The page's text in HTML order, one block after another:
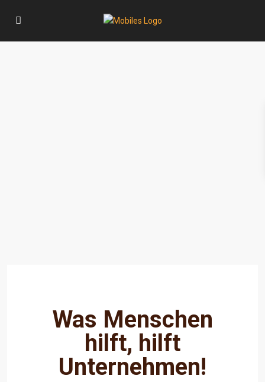
Was Menschen
hilft, hilft
Unternehmen!